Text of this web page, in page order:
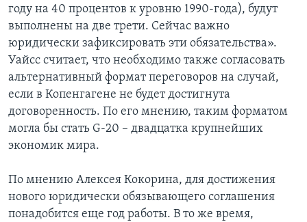
году на 40 процентов к уровню 1990-года), будут
выполнены на две трети. Сейчас важно
юридически зафиксировать эти обязательства».
Уайсс считает, что необходимо также согласовать
альтернативный формат переговоров на случай,
если в Копенгагене не будет достигнута
договоренность. По его мнению, таким форматом
могла бы стать G-20 – двадцатка крупнейших
экономик мира.
По мнению Алексея Кокорина, для достижения
нового юридически обязывающего соглашения
понадобится еще год работы. В то же время,